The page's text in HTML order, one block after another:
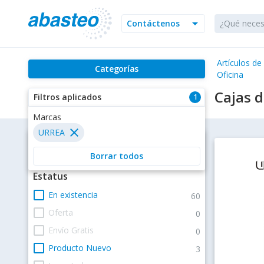
arrow_drop_down
Contáctenos
Categorías
Artículos de
Oficina
1
Filtros aplicados Cajas
Filtros
Estatus
check_box_outline_blank En existencia 60
check_box_outline_blank Oferta 0
check_box_outline_blank Envío Gratis 0
check_box_outline_blank Producto Nuevo 3